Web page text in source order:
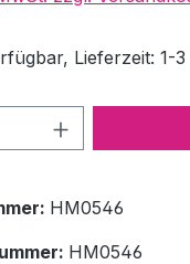
Lieferzeit: 1-3
Anzahl: Gib
HM0546
HM0546